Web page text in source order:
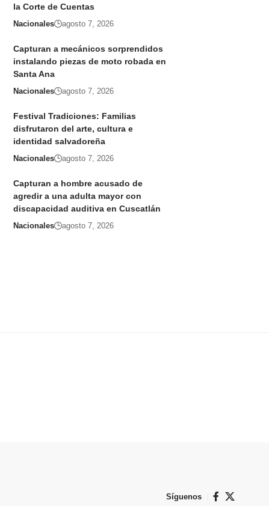
la Corte de Cuentas
Nacionales agosto 7, 2026
Capturan a mecánicos sorprendidos
instalando piezas de moto robada en
Santa Ana
Nacionales agosto 7, 2026
Festival Tradiciones: Familias
disfrutaron del arte, cultura e
identidad salvadoreña
Nacionales agosto 7, 2026
Capturan a hombre acusado de
agredir a una adulta mayor con
discapacidad auditiva en Cuscatlán
Nacionales agosto 7, 2026
Síguenos